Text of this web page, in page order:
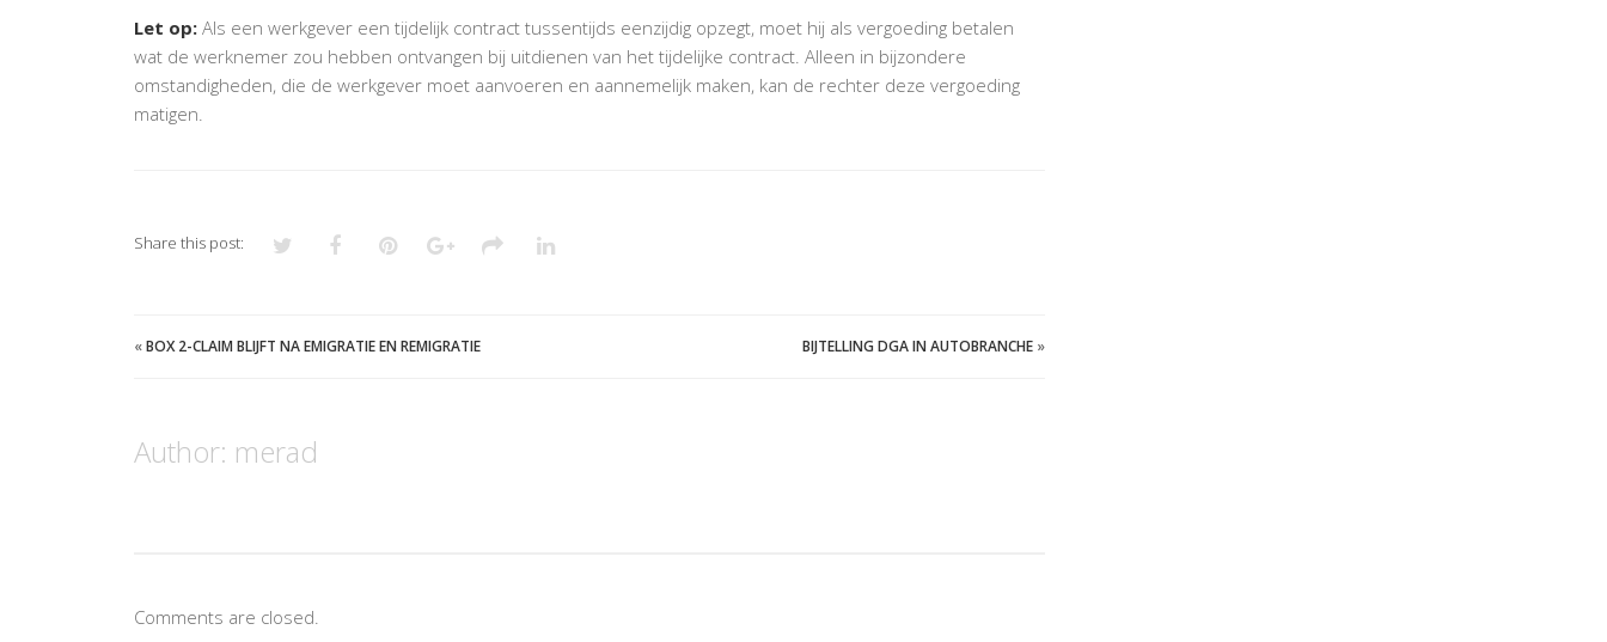
Let op: Als een werkgever een tijdelijk contract tussentijds eenzijdig opzegt, moet hij als vergoeding betalen
wat de werknemer zou hebben ontvangen bij uitdienen van het tijdelijke contract. Alleen in bijzondere
omstandigheden, die de werkgever moet aanvoeren en aannemelijk maken, kan de rechter deze vergoeding
matigen.
Share this post:
«BOX 2-CLAIM BLIJFT NA EMIGRATIE EN REMIGRATIE BIJTELLING DGA IN AUTOBRANCHE»
Author: merad
Comments are closed.